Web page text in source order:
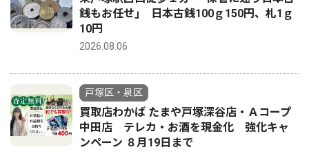
銭もお任せ｣ 日本古銭100ｇ150円、札1ｇ
10円
2026.08.06
戸塚区・泉区
買取店わかば たまや戸塚深谷店・Ａコープ
中田店 テレカ・お酒を現金化 強化キャ
ンペーン ８月19日まで